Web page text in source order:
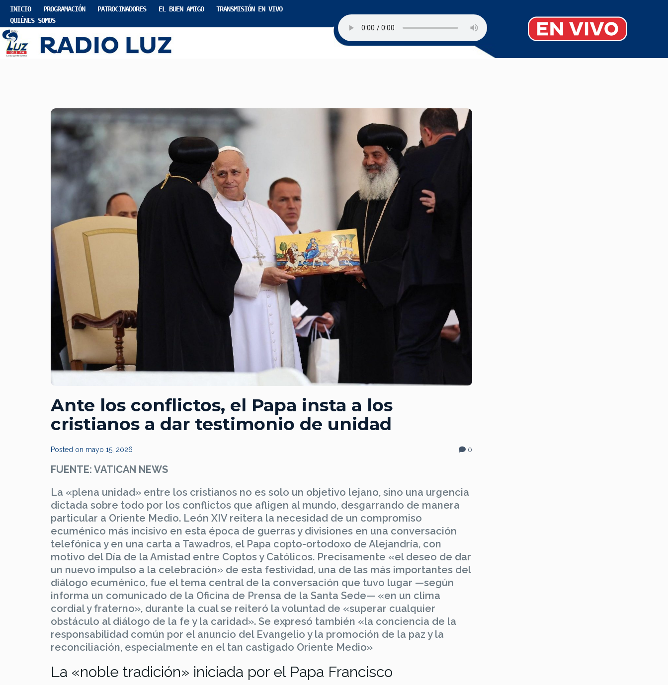
INICIO PROGRAMACIÓN PATROCINADORES EL BUEN AMIGO
TRANSMISIÓN EN VIVO
QUIÉNES SOMOS
Ante los conflictos, el Papa insta a los
cristianos a dar testimonio de unidad
Posted on mayo 15, 2026 0
FUENTE: VATICAN NEWS
La «plena unidad» entre los cristianos no es solo un objetivo lejano, sino una urgencia
dictada sobre todo por los conflictos que afligen al mundo, desgarrando de manera
particular a Oriente Medio. León XIV reitera la necesidad de un compromiso
ecuménico más incisivo en esta época de guerras y divisiones en una conversación
telefónica y en una carta a Tawadros, el Papa copto-ortodoxo de Alejandría, con
motivo del Día de la Amistad entre Coptos y Católicos. Precisamente «el deseo de dar
un nuevo impulso a la celebración» de esta festividad, una de las más importantes del
diálogo ecuménico, fue el tema central de la conversación que tuvo lugar —según
informa un comunicado de la Oficina de Prensa de la Santa Sede— «en un clima
cordial y fraterno», durante la cual se reiteró la voluntad de «superar cualquier
obstáculo al diálogo de la fe y la caridad». Se expresó también «la conciencia de la
responsabilidad común por el anuncio del Evangelio y la promoción de la paz y la
reconciliación, especialmente en el tan castigado Oriente Medio»
La «noble tradición» iniciada por el Papa Francisco